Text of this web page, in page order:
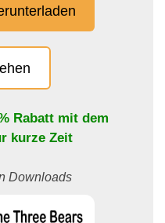
Rabatt mit dem
kurze Zeit
Downloads